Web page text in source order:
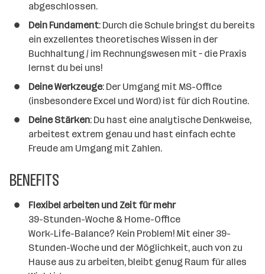
abgeschlossen.
Dein Fundament: Durch die Schule bringst du bereits
ein exzellentes theoretisches Wissen in der
Buchhaltung / im Rechnungswesen mit – die Praxis
lernst du bei uns!
Deine Werkzeuge: Der Umgang mit MS-Office
(insbesondere Excel und Word) ist für dich Routine.
Deine Stärken: Du hast eine analytische Denkweise,
arbeitest extrem genau und hast einfach echte
Freude am Umgang mit Zahlen.
BENEFITS
Flexibel arbeiten und Zeit für mehr
39-Stunden-Woche & Home-Office
Work-Life-Balance? Kein Problem! Mit einer 39-
Stunden-Woche und der Möglichkeit, auch von zu
Hause aus zu arbeiten, bleibt genug Raum für alles